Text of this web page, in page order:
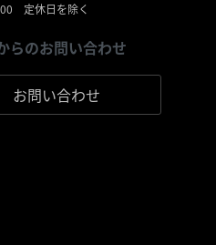
定休日を除く
らのお問い合わせ
お問い合わせ